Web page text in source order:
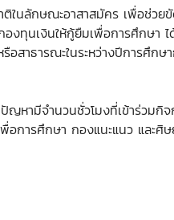
นลักษณะอาสาสมัคร เพื่อช่วยขั
งทุนเงินให้กู้ยืมเพื่อการศึกษา
สาธารณะในระหว่างปีการศึก
หามีจำนวนชั่วโมงที่เข้าร่วมกิ
การศึกษา กองแนะแนว และศิ